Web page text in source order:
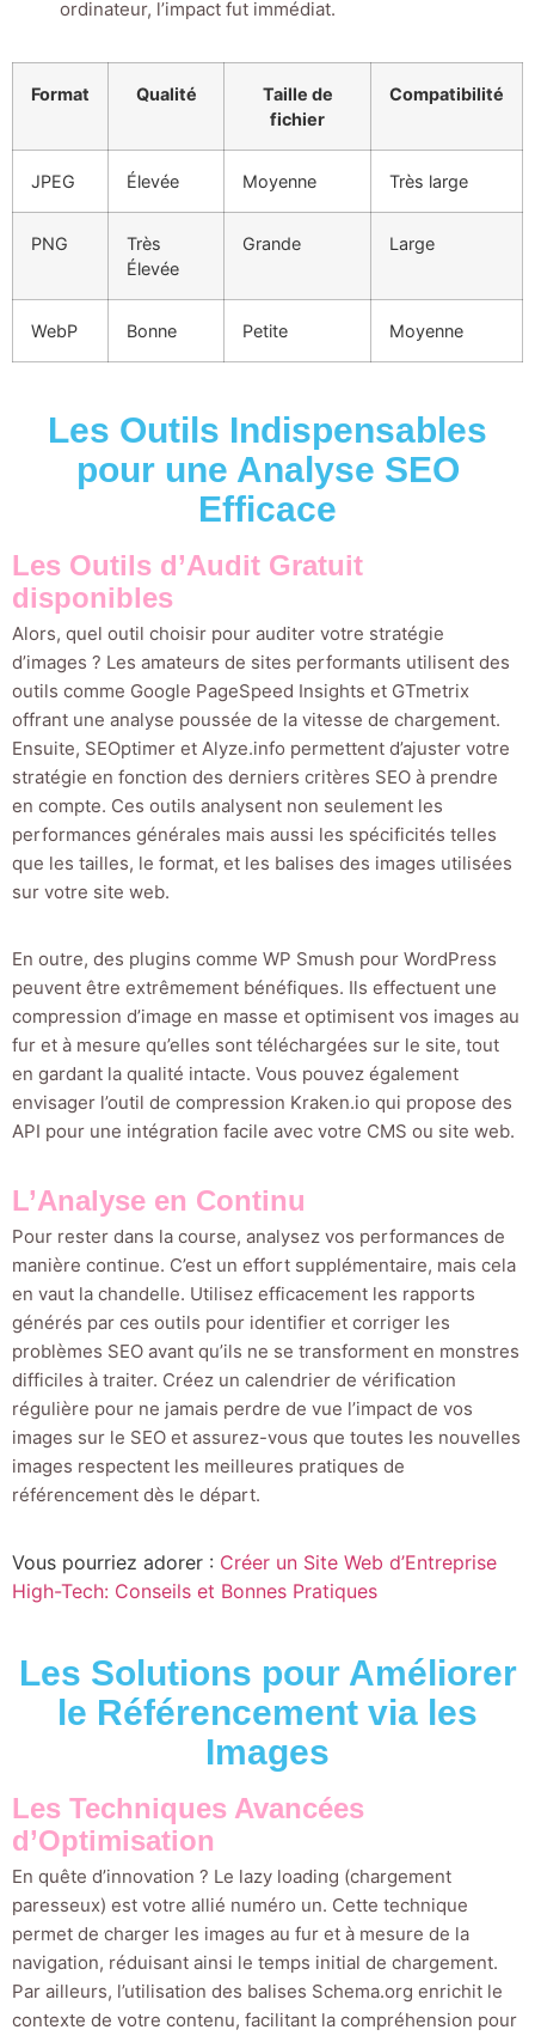
ordinateur, l’impact fut immédiat.
Format Qualité
Taille de
fichier
Compatibilité
JPEG Élevée Moyenne Très large
PNG
Très
Élevée
Grande Large
WebP Bonne Petite Moyenne
Les Outils Indispensables
pour une Analyse SEO
Efficace
Les Outils d’Audit Gratuit
disponibles
Alors, quel outil choisir pour auditer votre stratégie
d’images ? Les amateurs de sites performants utilisent des
outils comme Google PageSpeed Insights et GTmetrix
offrant une analyse poussée de la vitesse de chargement.
Ensuite, SEOptimer et Alyze.info permettent d’ajuster votre
stratégie en fonction des derniers critères SEO à prendre
en compte. Ces outils analysent non seulement les
performances générales mais aussi les spécificités telles
que les tailles, le format, et les balises des images utilisées
sur votre site web.
En outre, des plugins comme WP Smush pour WordPress
peuvent être extrêmement bénéfiques. Ils effectuent une
compression d’image en masse et optimisent vos images au
fur et à mesure qu’elles sont téléchargées sur le site, tout
en gardant la qualité intacte. Vous pouvez également
envisager l’outil de compression Kraken.io qui propose des
API pour une intégration facile avec votre CMS ou site web.
L’Analyse en Continu
Pour rester dans la course, analysez vos performances de
manière continue. C’est un effort supplémentaire, mais cela
en vaut la chandelle. Utilisez efficacement les rapports
générés par ces outils pour identifier et corriger les
problèmes SEO avant qu’ils ne se transforment en monstres
difficiles à traiter. Créez un calendrier de vérification
régulière pour ne jamais perdre de vue l’impact de vos
images sur le SEO et assurez-vous que toutes les nouvelles
images respectent les meilleures pratiques de
référencement dès le départ.
Vous pourriez adorer : Créer un Site Web d’Entreprise
High-Tech: Conseils et Bonnes Pratiques
Les Solutions pour Améliorer
le Référencement via les
Images
Les Techniques Avancées
d’Optimisation
En quête d’innovation ? Le lazy loading (chargement
paresseux) est votre allié numéro un. Cette technique
permet de charger les images au fur et à mesure de la
navigation, réduisant ainsi le temps initial de chargement.
Par ailleurs, l’utilisation des balises Schema.org enrichit le
contexte de votre contenu, facilitant la compréhension pour